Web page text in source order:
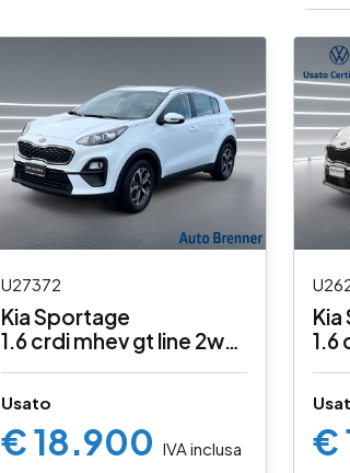
U27372
Kia Sportage
1.6 crdi mhev gt line 2wd
Usato
€ 18.900 IVA inclusa
1.6
€